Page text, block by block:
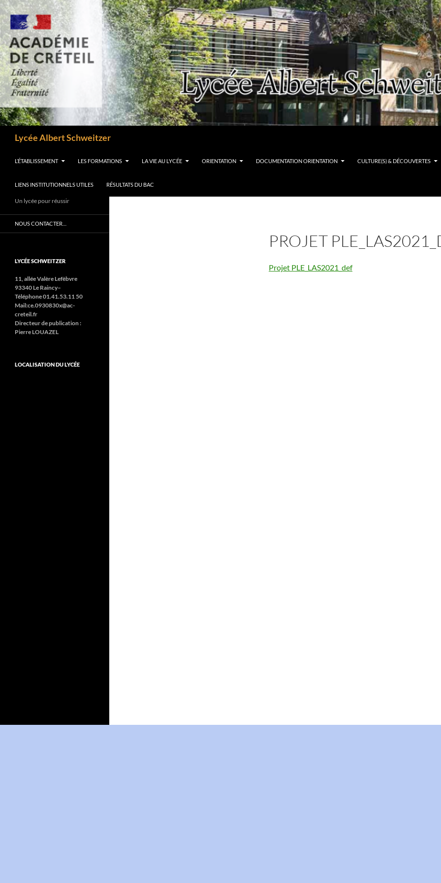
Aller
au
contenu
Lycée Albert Schweitzer
L’ÉTABLISSEMENT LES FORMATIONS LA VIE AU LYCÉE ORIENTATION DOCUMENTATION ORIENTATION CULTURE(S) & DÉCOUVERTES
LIENS INSTITUTIONNELS UTILES RÉSULTATS DU BAC
PROJET
Projet PLE_LAS2021_def
Un lycée pour réussir
NOUS CONTACTER…
LYCÉE SCHWEITZER
11, allée Valère Lefèbvre
93340 Le Raincy–
Téléphone 01.41.53.11 50
Mail:ce.0930830x@ac-
creteil.fr
Directeur de publication :
Pierre LOUAZEL
LOCALISATION DU LYCÉE